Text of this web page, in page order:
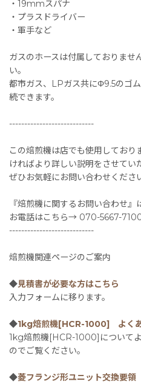
・19mmスパナ
・プラスドライバー
・軍手など
ガスのホースは付属しておりませ
い。
都市ガス、LPガス共にΦ9.5のゴ
続できます。
----------------------------
この焙煎機は店でも使用しており
ければより詳しい説明をさせてい
ぜひお気軽にお問い合わせくださ
『焙煎機に関するお問い合わせ』
お電話はこちら→ 070-5667-
----------------------------
焙煎機関連ページのご案内
◆見積書が必要な方はこちら
入力フォームに移ります。
◆1kg焙煎機[HCR-1000] よく
1kg焙煎機[HCR-1000]について
のでご覧ください。
◆菱フランジ形ユニット交換要領